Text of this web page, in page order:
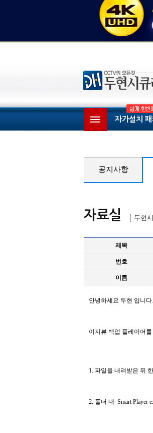
자가설치 패
공지사항
자료실 │ 두현
제목
번호
이름
안녕하세요 두현 입니다.
이지뷰 백업 플레이어
1. 파일을 내려받은 뒤
2. 폴더 내 Smart Player